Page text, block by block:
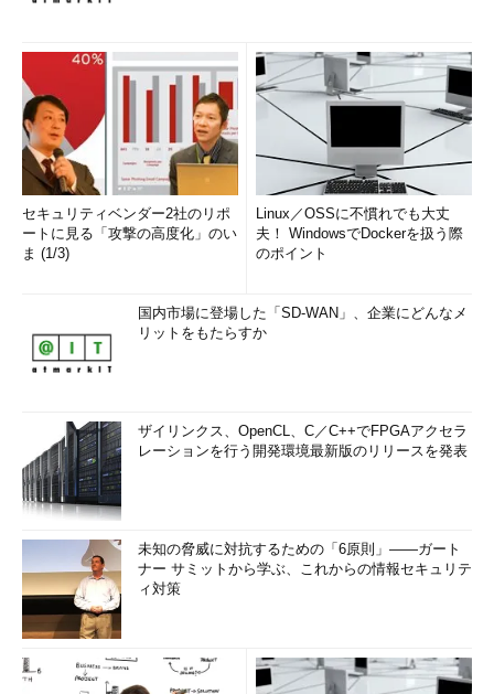
セキュリティベンダー2社のリポ
ートに見る「攻撃の高度化」のい
ま (1/3)
Linux／OSSに不慣れでも大丈
夫！ WindowsでDockerを扱う際
のポイント
国内市場に登場した「SD-WAN」、企業にどんなメ
リットをもたらすか
ザイリンクス、OpenCL、C／C++でFPGAアクセラ
レーションを行う開発環境最新版のリリースを発表
未知の脅威に対抗するための「6原則」――ガート
ナー サミットから学ぶ、これからの情報セキュリテ
ィ対策